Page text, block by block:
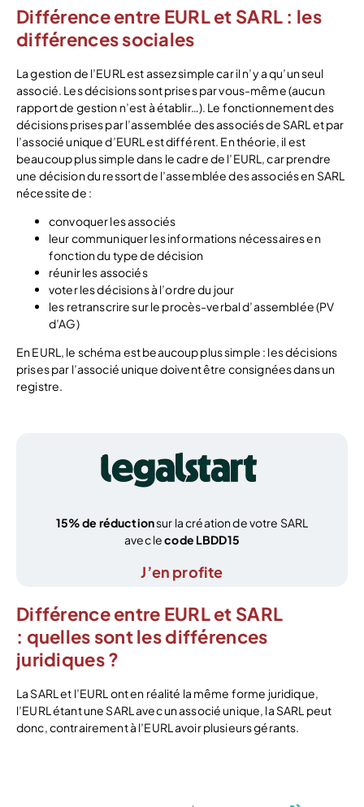
Différence entre EURL et SARL : les
différences sociales
La gestion de l’EURL est assez simple car il n’y a qu’un seul
associé. Les décisions sont prises par vous-même (aucun
rapport de gestion n’est à établir…). Le fonctionnement des
décisions prises par l’assemblée des associés de SARL et par
l’associé unique d’EURL est différent. En théorie, il est
beaucoup plus simple dans le cadre de l’EURL, car prendre
une décision du ressort de l’assemblée des associés en SARL
nécessite de :
convoquer les associés
leur communiquer les informations nécessaires en
fonction du type de décision
réunir les associés
voter les décisions à l’ordre du jour
les retranscrire sur le procès-verbal d’assemblée (PV
d’AG)
En EURL, le schéma est beaucoup plus simple : les décisions
prises par l’associé unique doivent être consignées dans un
registre.
15% de réductionsur la création de votre SARL
avec lecode LBDD15
J’en profite
Différence entre EURL et SARL
: quelles sont les différences
juridiques ?
La SARL et l’EURL ont en réalité la même forme juridique,
l’EURL étant une SARL avec un associé unique, la SARL peut
donc, contrairement à l’EURL avoir plusieurs gérants.